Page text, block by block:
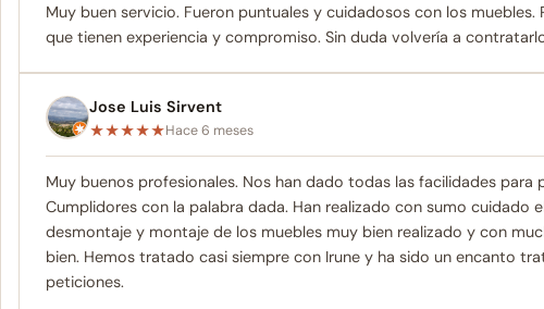
Muy buen servicio. Fueron puntuales y cuidadosos con los
que tienen experiencia y compromiso. Sin duda volvería a
Jose Luis Sirvent
★★★★★Hace 6 meses
Muy buenos profesionales. Nos han dado todas las facilidades
Cumplidores con la palabra dada. Han realizado con sumo cuidado
desmontaje y montaje de los muebles muy bien realizado y con
bien. Hemos tratado casi siempre con Irune y ha sido un encanto
peticiones.